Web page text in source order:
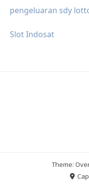
pengeluaran sdy
Slot Indosat
Theme: